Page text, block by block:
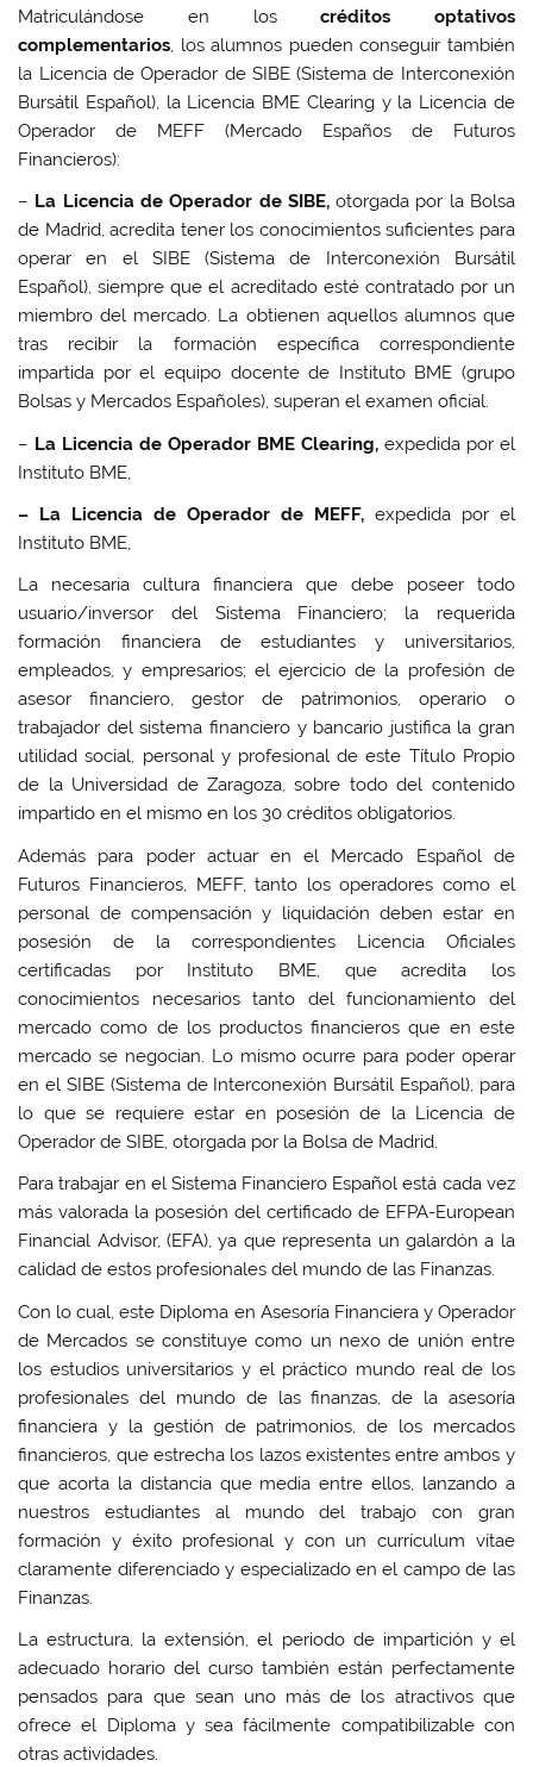
Matriculándose en loscréditos optativos
complementarios, los alumnos pueden conseguir también
la Licencia de Operador de SIBE (Sistema de Interconexión
Bursátil Español), la Licencia BME Clearing y la Licencia de
Operador de MEFF (Mercado Españos de Futuros
Financieros):
– La Licencia de Operador de SIBE,otorgada por la Bolsa
de Madrid, acredita tener los conocimientos suficientes para
operar en el SIBE (Sistema de Interconexión Bursátil
Español), siempre que el acreditado esté contratado por un
miembro del mercado. La obtienen aquellos alumnos que
tras recibir la formación específica correspondiente
impartida por el equipo docente de Instituto BME (grupo
Bolsas y Mercados Españoles), superan el examen oficial.
– La Licencia de Operador BME Clearing,expedida por el
Instituto BME,
– La Licencia de Operador de MEFF, expedida por el
Instituto BME,
La necesaria cultura financiera que debe poseer todo
usuario/inversor del Sistema Financiero; la requerida
formación financiera de estudiantes y universitarios,
empleados, y empresarios; el ejercicio de la profesión de
asesor financiero, gestor de patrimonios, operario o
trabajador del sistema financiero y bancario justifica la gran
utilidad social, personal y profesional de este Título Propio
de la Universidad de Zaragoza, sobre todo del contenido
impartido en el mismo en los 30 créditos obligatorios.
Además para poder actuar en el Mercado Español de
Futuros Financieros, MEFF, tanto los operadores como el
personal de compensación y liquidación deben estar en
posesión de la correspondientes Licencia Oficiales
certificadas por Instituto BME, que acredita los
conocimientos necesarios tanto del funcionamiento del
mercado como de los productos financieros que en este
mercado se negocian. Lo mismo ocurre para poder operar
en el SIBE (Sistema de Interconexión Bursátil Español), para
lo que se requiere estar en posesión de la Licencia de
Operador de SIBE, otorgada por la Bolsa de Madrid.
Para trabajar en el Sistema Financiero Español está cada vez
más valorada la posesión del certificado de EFPA-European
Financial Advisor, (EFA), ya que representa un galardón a la
calidad de estos profesionales del mundo de las Finanzas.
Con lo cual, este Diploma en Asesoría Financiera y Operador
de Mercados se constituye como un nexo de unión entre
los estudios universitarios y el práctico mundo real de los
profesionales del mundo de las finanzas, de la asesoría
financiera y la gestión de patrimonios, de los mercados
financieros, que estrecha los lazos existentes entre ambos y
que acorta la distancia que media entre ellos, lanzando a
nuestros estudiantes al mundo del trabajo con gran
formación y éxito profesional y con un currículum vítae
claramente diferenciado y especializado en el campo de las
Finanzas.
La estructura, la extensión, el periodo de impartición y el
adecuado horario del curso también están perfectamente
pensados para que sean uno más de los atractivos que
ofrece el Diploma y sea fácilmente compatibilizable con
otras actividades.